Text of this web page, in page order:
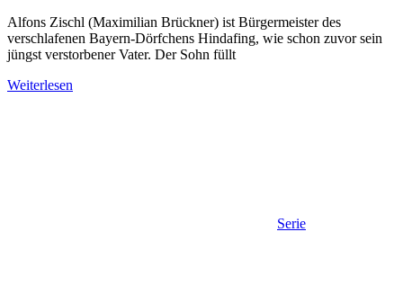
Alfons Zischl (Maximilian Brückner) ist Bürgermeister des
verschlafenen Bayern-Dörfchens Hindafing, wie schon zuvor sein
jüngst verstorbener Vater. Der Sohn füllt
Weiterlesen
Serie